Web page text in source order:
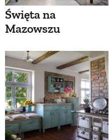
Święta na
Mazowszu